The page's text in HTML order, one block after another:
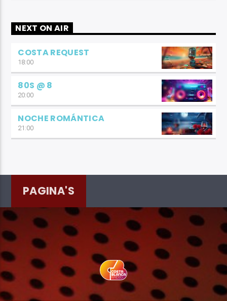
NEXT ON AIR
COSTA REQUEST
18:00
80S @ 8
20:00
NOCHE ROMÁNTICA
21:00
PAGINA'S